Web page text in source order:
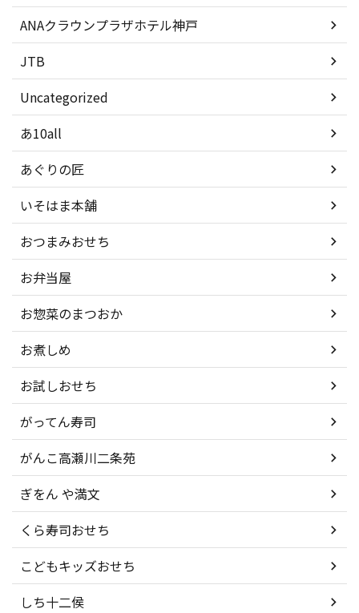
ANAクラウンプラザホテル神戸
JTB
Uncategorized
あ10all
あぐりの匠
いそはま本舗
おつまみおせち
お弁当屋
お惣菜のまつおか
お煮しめ
お試しおせち
がってん寿司
がんこ高瀬川二条苑
ぎをん や満文
くら寿司おせち
こどもキッズおせち
しち十二侯